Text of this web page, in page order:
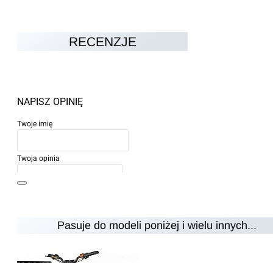
RECENZJE
NAPISZ OPINIĘ
Twoje imię
Twoja opinia
Ocena
Pasuje do modeli poniżej i wielu innych...